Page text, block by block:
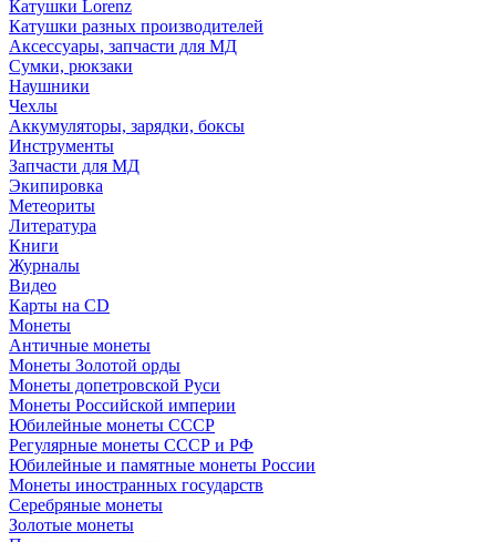
Катушки Lorenz
Катушки разных производителей
Аксессуары, запчасти для МД
Сумки, рюкзаки
Наушники
Чехлы
Аккумуляторы, зарядки, боксы
Инструменты
Запчасти для МД
Экипировка
Метеориты
Литература
Книги
Журналы
Видео
Карты на CD
Монеты
Античные монеты
Монеты Золотой орды
Монеты допетровской Руси
Монеты Российской империи
Юбилейные монеты СССР
Регулярные монеты СССР и РФ
Юбилейные и памятные монеты России
Монеты иностранных государств
Серебряные монеты
Золотые монеты